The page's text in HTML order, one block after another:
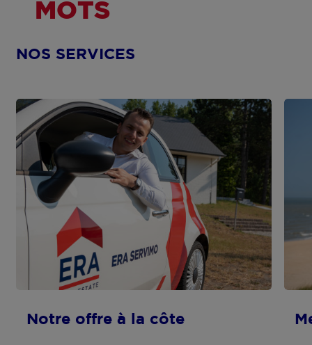
MOTS
NOS SERVICES
Notre offre à la côte